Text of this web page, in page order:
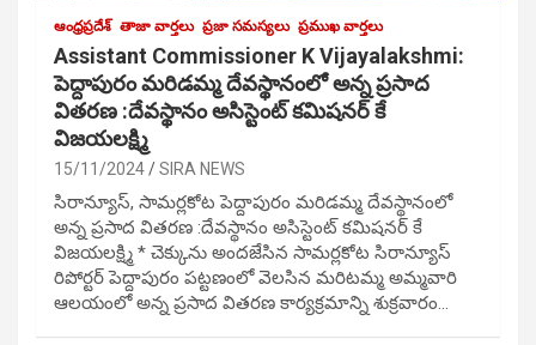
ఆంధ్రప్రదేశ్ తాజా వార్తలు ప్రజా సమస్యలు ప్రముఖ వార్తలు
Assistant Commissioner K Vijayalakshmi:
పెద్దాపురం మరిడమ్మ దేవస్థానంలో అన్న ప్రసాద
వితరణ :దేవస్థానం అసిస్టెంట్ కమిషనర్ కే
విజయలక్ష్మి
15/11/2024 SIRA NEWS
సిరాన్యూస్, సామర్లకోట పెద్దాపురం మరిడమ్మ దేవస్థానంలో
అన్న ప్రసాద వితరణ :దేవస్థానం అసిస్టెంట్ కమిషనర్ కే
విజయలక్ష్మి * చెక్కును అందజేసిన సామర్లకోట సిరాన్యూస్
రిపోర్టర్ పెద్దాపురం పట్టణంలో వెలసిన మరిటమ్మ అమ్మవారి
ఆలయంలో అన్న ప్రసాద వితరణ కార్యక్రమాన్ని శుక్రవారం…